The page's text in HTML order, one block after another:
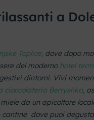
a
Toplice, dove dopo
del moderno hotel
dintorni. Vivi
cioccolateria Berryshka,
da un apicoltore
cantine dove puoi